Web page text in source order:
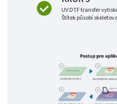
UV DTF transfer
Štítek působí